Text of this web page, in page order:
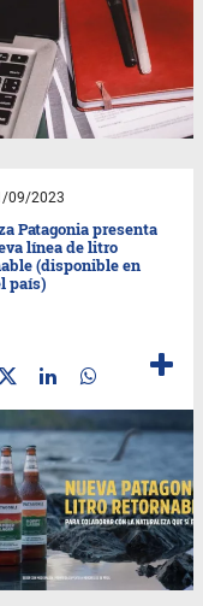
09/2023
Patagonia presenta
línea de litro
(disponible en
país)